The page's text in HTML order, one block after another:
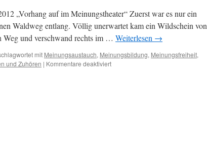
„Vorhang auf im Meinungstheater“ Zuerst war es nur ein
Waldweg entlang. Völlig unerwartet kam ein Wildschein von
Weg und verschwand rechts im … Weiterlesen →
mit Meinungsaustauch, Meinungsbildung, Meinungsfreiheit,
und Zuhören | Kommentare deaktiviertfür